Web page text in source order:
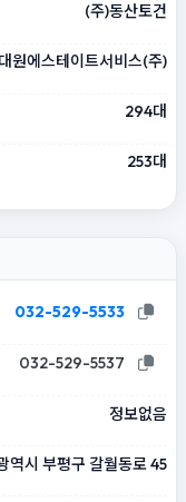
(주)동산토건
대원에스테이트서비스(주)
294대
253대
032-529-5533
032-529-5537
정보없음
역시 부평구 갈월동로 45